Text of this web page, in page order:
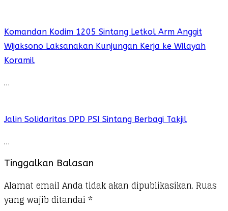
Komandan Kodim 1205 Sintang Letkol Arm Anggit
Wijaksono Laksanakan Kunjungan Kerja ke Wilayah
Koramil
…
Jalin Solidaritas DPD PSI Sintang Berbagi Takjil
…
Tinggalkan Balasan
Alamat email Anda tidak akan dipublikasikan. Ruas
yang wajib ditandai *